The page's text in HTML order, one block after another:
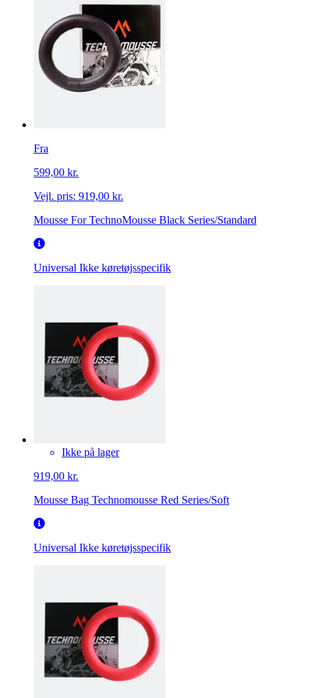
Fra
599,00 kr.
Vejl. pris: 919,00 kr.
Mousse For TechnoMousse Black Series/Standard
Universal Ikke køretøjsspecifik
Ikke på lager
919,00 kr.
Mousse Bag Technomousse Red Series/Soft
Universal Ikke køretøjsspecifik